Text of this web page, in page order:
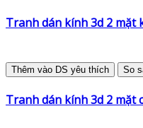
Tranh dán kính 3d 2 mặt
Thêm vào DS yêu thích So
Tranh dán kính 3d 2 mặt